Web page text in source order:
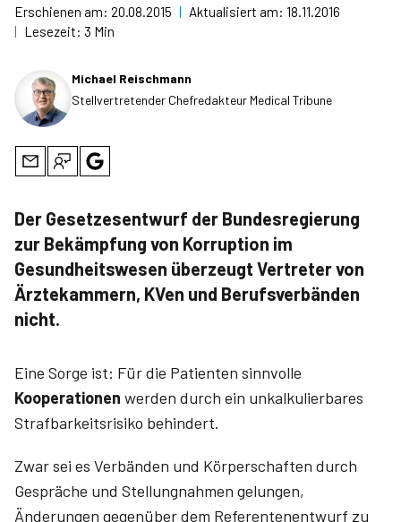
Erschienen am: 20.08.2015 | Aktualisiert am: 18.11.2016
| Lesezeit: 3 Min
Michael Reischmann
Stellvertretender Chefredakteur Medical Tribune
Der Gesetzesentwurf der Bundesregierung
zur Bekämpfung von Korruption im
Gesundheitswesen überzeugt Vertreter von
Ärztekammern, KVen und Berufsverbänden
nicht.
Eine Sorge ist: Für die Patienten sinnvolle
Kooperationen werden durch ein unkalkulierbares
Strafbarkeitsrisiko behindert.
Zwar sei es Verbänden und Körperschaften durch
Gespräche und Stellungnahmen gelungen,
Änderungen gegenüber dem Referentenentwurf zu